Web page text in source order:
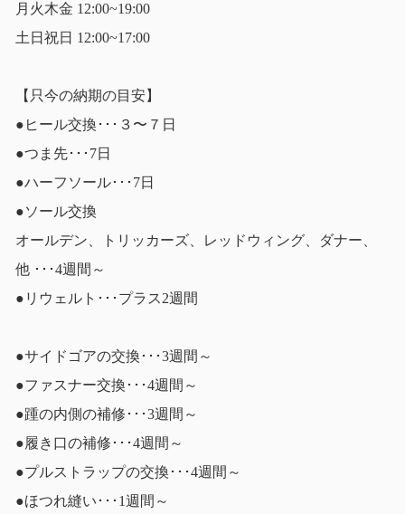
月火木金 12:00~19:00
土日祝日 12:00~17:00
【只今の納期の目安】
●ヒール交換･･･３〜７日
●つま先･･･7日
●ハーフソール･･･7日
●ソール交換
オールデン、トリッカーズ、レッドウィング、ダナー、
他 ･･･4週間～
●リウェルト･･･プラス2週間
●サイドゴアの交換･･･3週間～
●ファスナー交換･･･4週間～
●踵の内側の補修･･･3週間～
●履き口の補修･･･4週間～
●プルストラップの交換･･･4週間～
●ほつれ縫い･･･1週間～